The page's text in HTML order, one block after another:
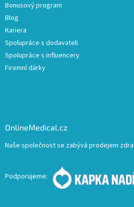
Bonusový program
Blog
Kariera
Spolupráce s dodavateli
Spolupráce s influencery
Firemní dárky
OnlineMedical.cz
Naše společnost se zabývá prodejem
Podporujeme: